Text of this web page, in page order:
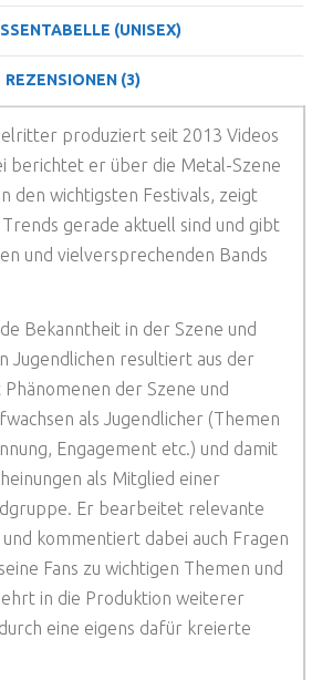
(UNISEX)
REZENSIONEN (3)
produziert seit 2013 Videos
berichtet er über die Metal-Szene
den wichtigsten Festivals, zeigt
gerade aktuell sind und gibt
und vielversprechenden Bands
Bekanntheit in der Szene und
Jugendlichen resultiert aus der
der Szene und
als Jugendlicher (Themen
Engagement etc.) und damit
als Mitglied einer
Er bearbeitet relevante
kommentiert dabei auch Fragen
Fans zu wichtigen Themen und
in die Produktion weiterer
durch eine eigens dafür kreierte